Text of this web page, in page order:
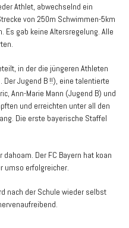
Athlet, abwechselnd ein
von 250m Schwimmen-5km
Es gab keine Altersregelung. Alle
in der die jüngeren Athleten
Jugend B !!), eine talentierte
Ann-Marie Mann (Jugend B) und
und erreichten unter all den
Die erste bayerische Staffel
dahoam. Der FC Bayern hat koan
umso erfolgreicher.
nach der Schule wieder selbst